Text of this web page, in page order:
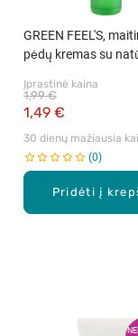
Pridėti į
GREEN FEEL'S,
pėdų kremas su
75 ml
Įprastinė kaina
1,49 €
1,99 €
30 dienų mažiausia
0